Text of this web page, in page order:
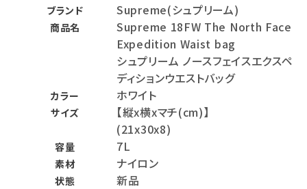
ブランド Supreme(シュプリーム)
商品名
Supreme 18FW The North Face
Expedition Waist bag
シュプリーム ノースフェイスエクスペ
ディションウエストバッグ
カラー ホワイト
サイズ
【縦x横xマチ(cm)】
(21x30x8)
容量 7L
素材 ナイロン
状態 新品